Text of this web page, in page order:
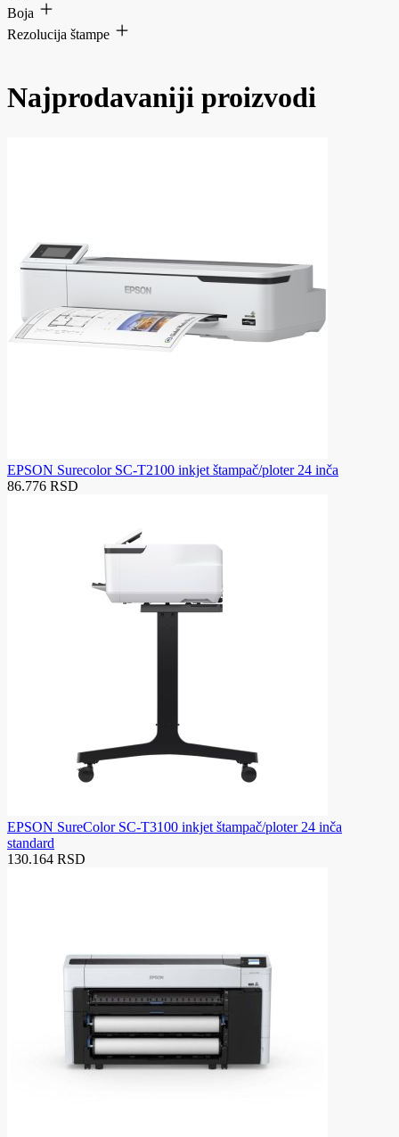
Boja
Rezolucija štampe
Najprodavaniji proizvodi
EPSON Surecolor SC-T2100 inkjet štampač/ploter 24 inča
86.776 RSD
EPSON SureColor SC-T3100 inkjet štampač/ploter 24 inča
standard
130.164 RSD